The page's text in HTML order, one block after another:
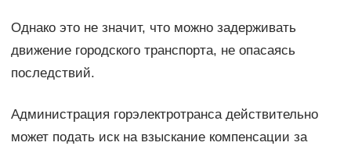
Однако это не значит, что можно задерживать
движение городского транспорта, не опасаясь
последствий.
Администрация горэлектротранса действительно
может подать иск на взыскание компенсации за